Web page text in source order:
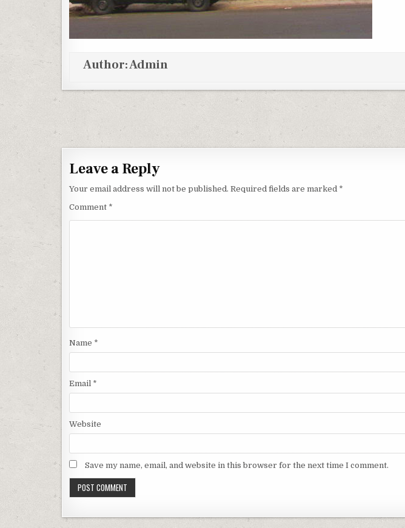
Author:Admin
Post navigation
Leave a Reply
Your email address will not be published. Required fields are marked *
Comment *
Name *
Email *
Website
Save my name, email, and website in this browser for the next time I comment.